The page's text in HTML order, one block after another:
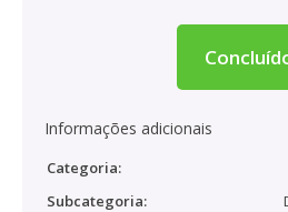
Informações adicionais
Categoria:
Subcategoria: